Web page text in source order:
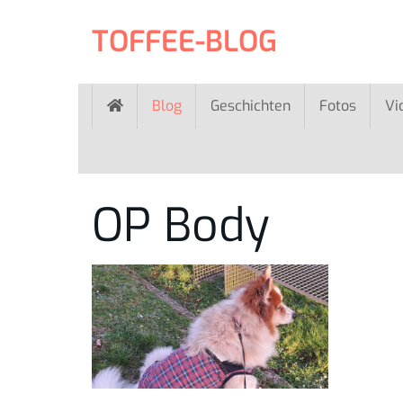
TOFFEE-BLOG
Blog Geschichten Fotos
OP Body